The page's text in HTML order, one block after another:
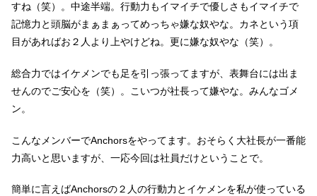
すね（笑）。中途半端。行動力もイマイチで優しさもイマイチで
記憶力と頭脳がまぁまぁってめっちゃ嫌な奴やな。カネという項
目があればお２人より上やけどね。更に嫌な奴やな（笑）。
総合力ではイケメンでも足を引っ張ってますが、表舞台には出ま
せんのでご安心を（笑）。こいつが社長って嫌やな。みんなゴメ
ン。
こんなメンバーでAnchorsをやってます。おそらく大社長が一番能
力高いと思いますが、一応今回は社員だけということで。
簡単に言えばAnchorsの２人の行動力とイケメンを私が使っている